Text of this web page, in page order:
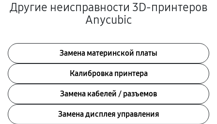
Другие неисправности 3D-принтеров
Anycubic
Замена материнской платы
Калибровка принтера
Замена кабелей / разъемов
Замена дисплея управления